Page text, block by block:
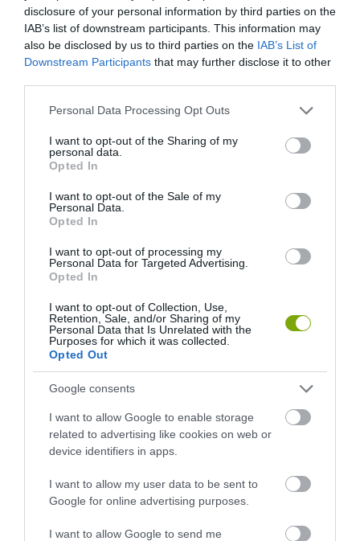
disclosure of your personal information by third parties on the
IAB’s list of downstream participants. This information may
also be disclosed by us to third parties on the IAB’s List of
Downstream Participants that may further disclose it to other
Please note that this website/app uses one or more Google
not limited to your visit or usage behaviour. You may click to
grant or deny consent to Google and its third-party tags to
use your data for below specified purposes in below Google
consent section.
Personal Data Processing Opt Outs
I want to opt-out of the Sharing of my
personal data.
Opted In
I want to opt-out of the Sale of my
Personal Data.
Opted In
I want to opt-out of processing my
Personal Data for Targeted Advertising.
Opted In
I want to opt-out of Collection, Use,
Retention, Sale, and/or Sharing of my
Personal Data that Is Unrelated with the
Purposes for which it was collected.
Opted Out
Google consents
I want to allow Google to enable storage
related to advertising like cookies on web or
device identifiers in apps.
I want to allow my user data to be sent to
Google for online advertising purposes.
I want to allow Google to send me
EGY ELSÜLLYEDT HAJÓ
TEXTILJEI ÚJRA ÖSSZEÁLLTAK:
TENGERT
2026-06-29
NEM MINDENKI MENEKÜLT
SEGÍTENI PRÓBÁLT
DAVID ATTENBOROUGH 100
ÉVES: AZ EMBER, AKI
HOGYAN KELL NÉZNI A
TERMÉSZETET
NOBEL-DÍJAT KAPOTT EGY
2026-04-23